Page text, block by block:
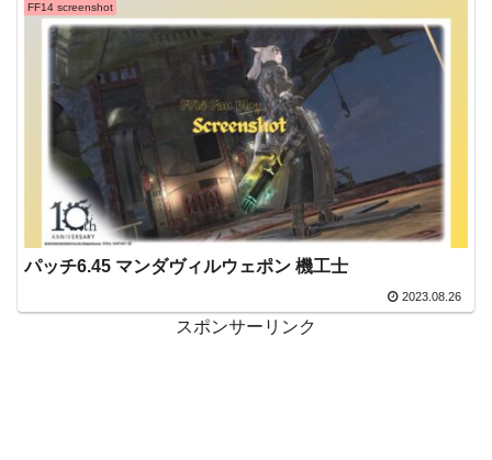
FF14 screenshot
パッチ6.45 マンダヴィルウェポン 機工士
2023.08.26
スポンサーリンク